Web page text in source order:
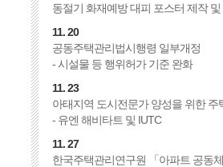
동절기 화재예방 대피 포스터 제작
11. 20
공동주택관리법시행령 일부개정
- 시설물 등 행위허가 기준 완화
11. 23
아태지역 도시전문가 양성을 위한
- 유엔 해비타트 및 IUTC
11. 27
한국주택관리연구원 「아파트 공동